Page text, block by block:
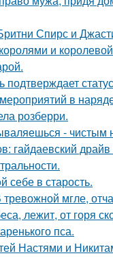
Спирс и
и
подтверждает
в
розберри.
- чистым
гайдаевский
себе в старость.
мгле,
лежит, от горя
пса.
Настями и